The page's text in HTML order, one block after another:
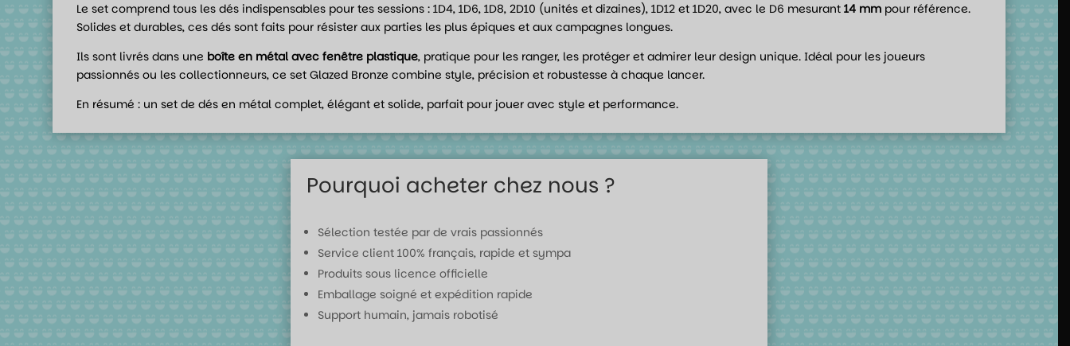
Le set comprend tous les dés indispensables pour tes sessions : 1D4, 1D6, 1D8, 2D10 (unités et dizaines), 1D12 et 1D20, avec le D6 mesurant14 mm pour référence.
Solides et durables, ces dés sont faits pour résister aux parties les plus épiques et aux campagnes longues.
Ils sont livrés dans une boîte en métal avec fenêtre plastique, pratique pour les ranger, les protéger et admirer leur design unique. Idéal pour les joueurs
passionnés ou les collectionneurs, ce set Glazed Bronze combine style, précision et robustesse à chaque lancer.
En résumé : un set de dés en métal complet, élégant et solide, parfait pour jouer avec style et performance.
Pourquoi acheter chez nous ?
Sélection testée par de vrais passionnés
Service client 100% français, rapide et sympa
Produits sous licence officielle
Emballage soigné et expédition rapide
Support humain, jamais robotisé